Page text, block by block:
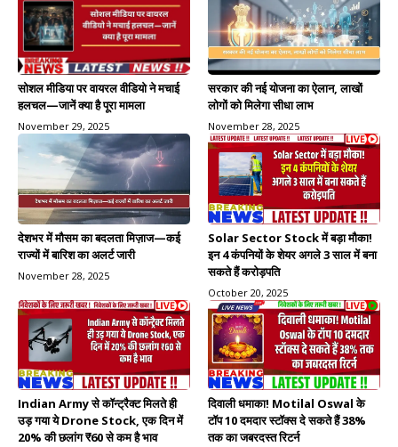
सोशल मीडिया पर वायरल वीडियो ने मचाई
हलचल—जानें क्या है पूरा मामला
November 29, 2025
सरकार की नई योजना का ऐलान, लाखों
लोगों को मिलेगा सीधा लाभ
November 28, 2025
देशभर में मौसम का बदलता मिज़ाज—कई
राज्यों में बारिश का अलर्ट जारी
November 28, 2025
Solar Sector Stock में बड़ा मौका!
इन 4 कंपनियों के शेयर अगले 3 साल में बना
सकते हैं करोड़पति
October 20, 2025
Indian Army से कॉन्ट्रैक्ट मिलते ही
उड़ गया ये Drone Stock, एक दिन में
20% की छलांग ₹60 से कम है भाव
दिवाली धमाका! Motilal Oswal के
टॉप 10 दमदार स्टॉक्स दे सकते हैं 38%
तक का जबरदस्त रिटर्न